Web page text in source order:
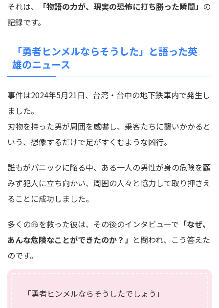
それは、
「物語の力が、現実の恐怖に打ち勝った瞬間」 の
記録です。
「勇者ヒンメルならそうした」と語った英
雄のニュース
事件は2024年5月21日、台湾・台中の地下鉄車内で発生し
ました。
刃物を持った男が周囲を威嚇し、乗客たちに襲いかかると
いう、想像するだけで足がすくむような凶行。
誰もがパニックに陥る中、ある一人の男性が身の危険を顧
みず犯人に立ち向かい、周囲の人々と協力して取り押さえ
ることに成功しました。
多くの命を救った彼は、その後のインタビューで 「なぜ、
あんな危険なことができたのか？」 と問われ、こう答えた
のです。
「勇者ヒンメルならそうしたでしょう」